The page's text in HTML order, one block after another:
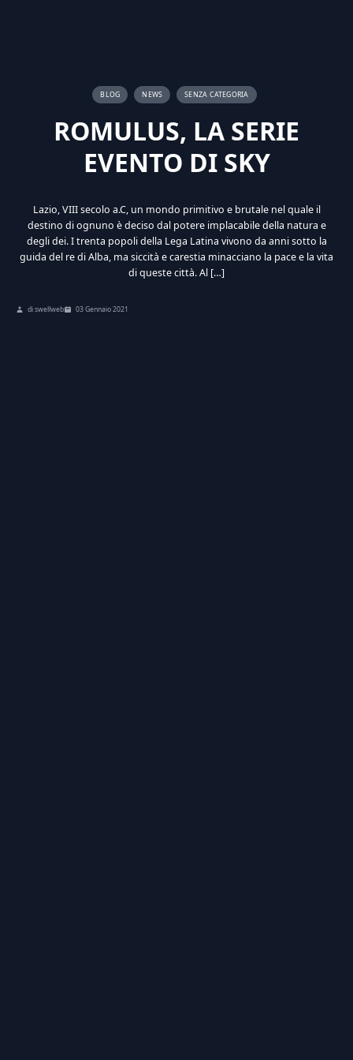
BLOG NEWS SENZA CATEGORIA
ROMULUS, LA SERIE
EVENTO DI SKY
Lazio, VIII secolo a.C, un mondo primitivo e brutale nel quale il
destino di ognuno è deciso dal potere implacabile della natura e
degli dei. I trenta popoli della Lega Latina vivono da anni sotto la
guida del re di Alba, ma siccità e carestia minacciano la pace e la vita
di queste città. Al […]
di swellweb 03 Gennaio 2021